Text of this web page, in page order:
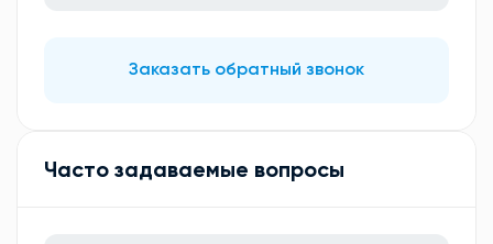
Заказать обратный звонок
Часто задаваемые вопросы